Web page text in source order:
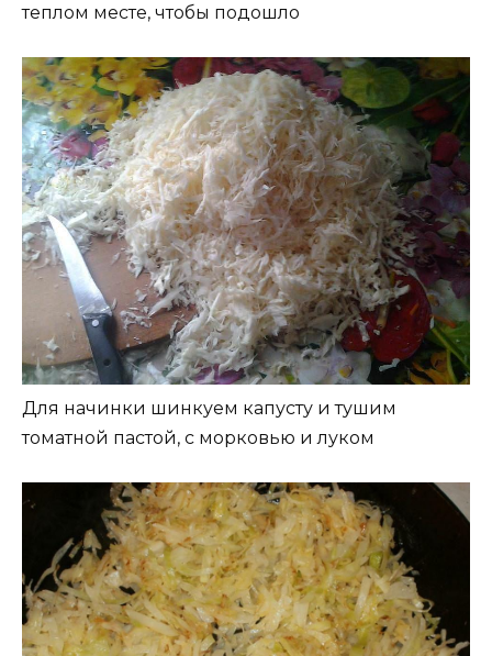
теплом месте, чтобы подошло
Для начинки шинкуем капусту и тушим
томатной пастой, с морковью и луком